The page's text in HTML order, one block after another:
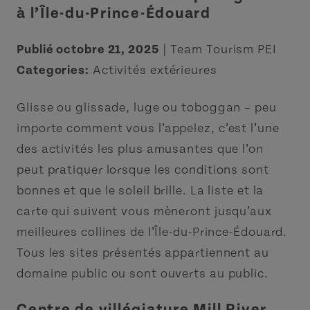
à l’Île-du-Prince-Édouard
Publié octobre 21, 2025 | Team Tourism PEI
Categories: Activités extérieures
Glisse ou glissade, luge ou toboggan – peu
importe comment vous l’appelez, c’est l’une
des activités les plus amusantes que l’on
peut pratiquer lorsque les conditions sont
bonnes et que le soleil brille. La liste et la
carte qui suivent vous mèneront jusqu’aux
meilleures collines de l’Île-du-Prince-Édouard.
Tous les sites présentés appartiennent au
domaine public ou sont ouverts au public.